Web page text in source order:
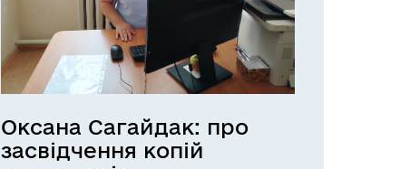
Оксана Сагайдак: про
засвідчення копій